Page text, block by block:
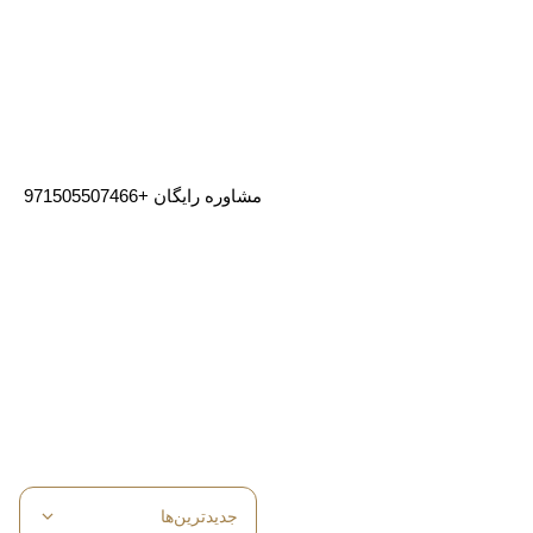
مشاوره رایگان +971505507466
جدیدترین‌ها